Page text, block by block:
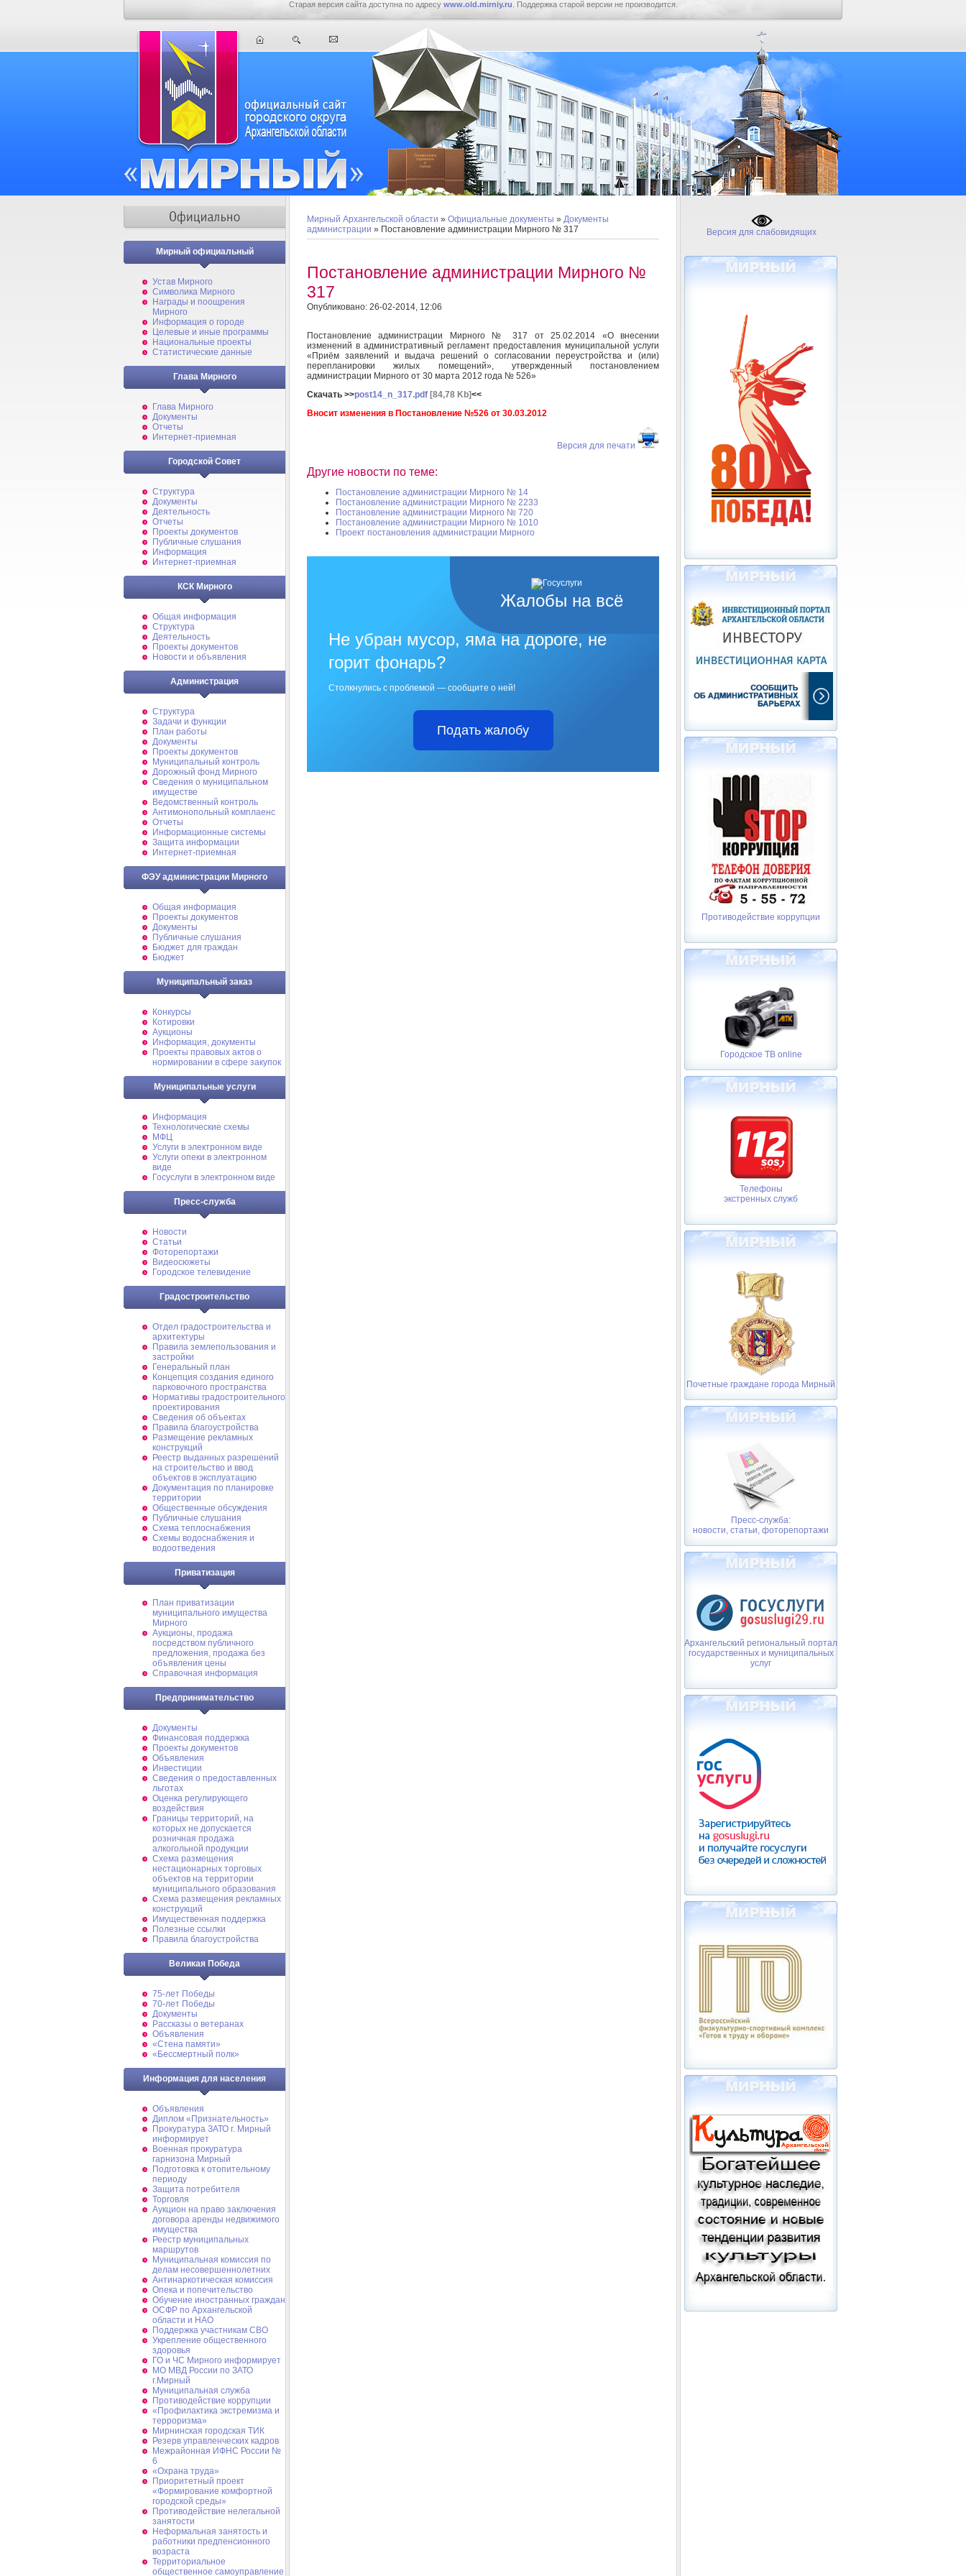
Старая версия сайта доступна по адресу www.old.mirniy.ru . Поддержка старой версии не производится.
Мирный официальный
Устав Мирного
Символика Мирного
Награды и поощрения
Мирного
Информация о городе
Целевые и иные программы
Национальные проекты
Статистические данные
Глава Мирного
Глава Мирного
Документы
Отчеты
Интернет-приемная
Городской Совет
Структура
Документы
Деятельность
Отчеты
Проекты документов
Публичные слушания
Информация
Интернет-приемная
КСК Мирного
Общая информация
Структура
Деятельность
Проекты документов
Новости и объявления
Администрация
Структура
Задачи и функции
План работы
Документы
Проекты документов
Муниципальный контроль
Дорожный фонд Мирного
Cведения о муниципальном
имуществе
Ведомственный контроль
Антимонопольный комплаенс
Отчеты
Информационные системы
Защита информации
Интернет-приемная
ФЭУ администрации Мирного
Общая информация
Проекты документов
Документы
Публичные слушания
Бюджет для граждан
Бюджет
Муниципальный заказ
Конкурсы
Котировки
Аукционы
Информация, документы
Проекты правовых актов о
нормировании в сфере закупок
Муниципальные услуги
Информация
Технологические схемы
МФЦ
Услуги в электронном виде
Услуги опеки в электронном
виде
Госуслуги в электронном виде
Пресс-служба
Новости
Статьи
Фоторепортажи
Видеосюжеты
Городское телевидение
Градостроительство
Отдел градостроительства и
архитектуры
Правила землепользования и
застройки
Генеральный план
Концепция создания единого
парковочного пространства
Нормативы градостроительного
проектирования
Сведения об объектах
Правила благоустройства
Размещение рекламных
конструкций
Реестр выданных разрешений
на строительство и ввод
объектов в эксплуатацию
Документация по планировке
территории
Общественные обсуждения
Публичные слушания
Схема теплоснабжения
Схемы водоснабжения и
водоотведения
Приватизация
План приватизации
муниципального имущества
Мирного
Аукционы, продажа
посредством публичного
предложения, продажа без
объявления цены
Справочная информация
Предпринимательство
Документы
Финансовая поддержка
Проекты документов
Объявления
Инвестиции
Сведения о предоставленных
льготах
Оценка регулирующего
воздействия
Границы территорий, на
которых не допускается
розничная продажа
алкогольной продукции
Схема размещения
нестационарных торговых
объектов на территории
муниципального образования
Схема размещения рекламных
конструкций
Имущественная поддержка
Полезные ссылки
Правила благоустройства
Великая Победа
75-лет Победы
70-лет Победы
Документы
Рассказы о ветеранах
Объявления
«Стена памяти»
«Бессмертный полк»
Информация для населения
Объявления
Диплом «Признательность»
Прокуратура ЗАТО г. Мирный
информирует
Военная прокуратура
гарнизона Мирный
Подготовка к отопительному
периоду
Защита потребителя
Торговля
Аукцион на право заключения
договора аренды недвижимого
имущества
Реестр муниципальных
маршрутов
Муниципальная комиссия по
делам несовершеннолетних
Антинаркотическая комиссия
Опека и попечительство
Обучение иностранных граждан
ОСФР по Архангельской
области и НАО
Поддержка участникам СВО
Укрепление общественного
здоровья
ГО и ЧС Мирного информирует
МО МВД России по ЗАТО
г.Мирный
Муниципальная cлужба
Противодействие коррупции
«Профилактика экстремизма и
терроризма»
Мирнинская городская ТИК
Резерв управленческих кадров
Межрайонная ИФНС России №
6
«Охрана труда»
Приоритетный проект
«Формирование комфортной
городской среды»
Противодействие нелегальной
занятости
Неформальная занятость и
работники предпенсионного
возраста
Территориальное
общественное самоуправление
Мирный Архангельской области » Официальные документы » Документы
администрации » Постановление администрации Мирного № 317
Постановление администрации Мирного №
317
Опубликовано: 26-02-2014, 12:06
Постановление администрации Мирного № 317 от 25.02.2014 «О внесении
изменений в административный регламент предоставления муниципальной услуги
«Приём заявлений и выдача решений о согласовании переустройства и (или)
перепланировки жилых помещений», утвержденный постановлением
администрации Мирного от 30 марта 2012 года № 526»
Скачать >>post14_n_317.pdf [84,78 Kb]<<
Вносит изменения в Постановление №526 от 30.03.2012
Версия для печати
Другие новости по теме:
Постановление администрации Мирного № 14
Постановление администрации Мирного № 2233
Постановление администрации Мирного № 720
Постановление администрации Мирного № 1010
Проект постановления администрации Мирного
Жалобы на всё
Не убран мусор, яма на дороге, не
горит фонарь?
Столкнулись с проблемой — сообщите о ней!
Подать жалобу
Версия для слабовидящих
Противодействие коррупции
Городское ТВ online
Телефоны
экстренных служб
Почетные граждане города Мирный
Пресс-служба:
новости, статьи, фоторепортажи
Архангельский региональный портал
государственных и муниципальных
услуг